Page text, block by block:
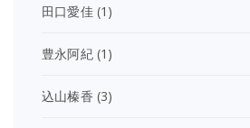
田口愛佳(1)
豊永阿紀(1)
込山榛香 (3)